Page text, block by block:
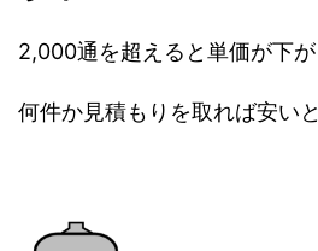
2,000通を超えると単価が下が
何件か見積もりを取れば安い